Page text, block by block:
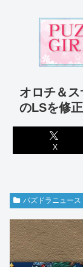
オロチ＆
のLSを修
X
パズドラニュース